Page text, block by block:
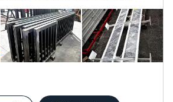
dans les règles de l’art, avec des
et trouver les meilleures solutions